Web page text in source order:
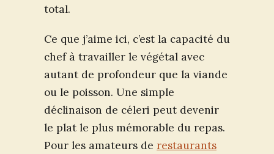
total.
Ce que j’aime ici, c’est la capacité du
chef à travailler le végétal avec
autant de profondeur que la viande
ou le poisson. Une simple
déclinaison de céleri peut devenir
le plat le plus mémorable du repas.
Pour les amateurs de restaurants